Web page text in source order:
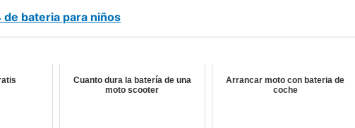
bateria para niños
Cuanto dura la batería de una
moto scooter
Arrancar moto con bateria de
coche